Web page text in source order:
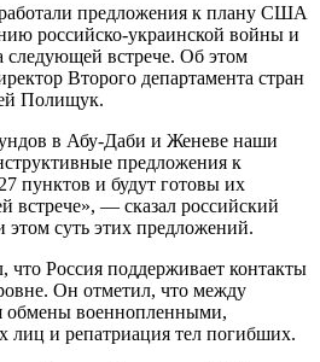
предложения к плану США
российско-украинской войны и
следующей встрече. Об этом
Второго департамента стран
Полищук.
в Абу-Даби и Женеве наши
предложения к
пунктов и будут готовы их
встрече», — сказал российский
этом суть этих предложений.
что Россия поддерживает контакты
Он отметил, что между
обмены военнопленными,
лиц и репатриация тел погибших.